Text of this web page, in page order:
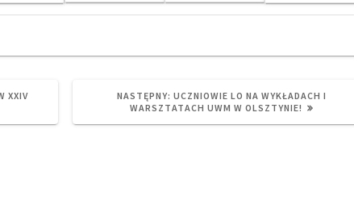
XXIV
NASTĘPNY: NEXT
POST:
UCZNIOWIE LO NA WYKŁADACH I
WARSZTATACH UWM W OLSZTYNIE!